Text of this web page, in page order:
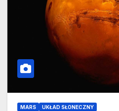
MARS UKŁAD SŁONECZNY